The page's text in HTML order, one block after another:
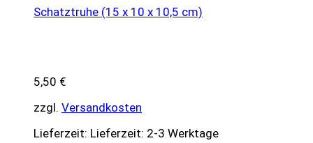
Schatztruhe (15 x 10 x 10,5 cm)
5,50 €
zzgl. Versandkosten
Lieferzeit: Lieferzeit: 2-3 Werktage